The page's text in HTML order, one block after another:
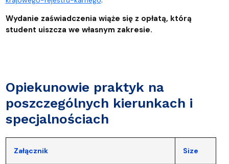
Wydanie zaświadczenia wiąże się z opłatą, którą
student uiszcza we własnym zakresie.
Opiekunowie praktyk na
poszczególnych kierunkach i
specjalnościach
Załącznik Size